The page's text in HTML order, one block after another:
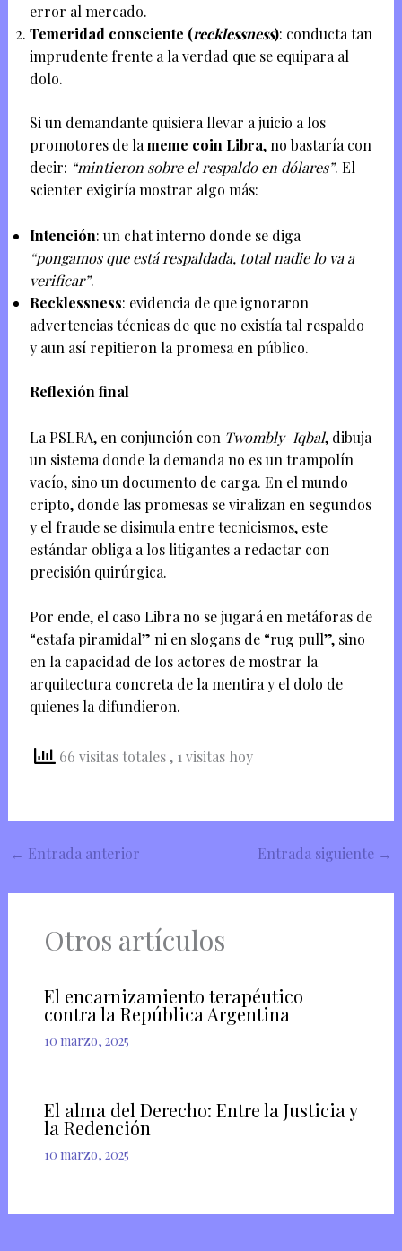
error al mercado.
Temeridad consciente (recklessness): conducta tan
imprudente frente a la verdad que se equipara al
dolo.
Si un demandante quisiera llevar a juicio a los
promotores de lameme coin Libra, no bastaría con
decir: “mintieron sobre el respaldo en dólares”. El
scienter exigiría mostrar algo más:
Intención: un chat interno donde se diga
“pongamos que está respaldada, total nadie lo va a
verificar”.
Recklessness: evidencia de que ignoraron
advertencias técnicas de que no existía tal respaldo
y aun así repitieron la promesa en público.
Reflexión final
La PSLRA, en conjunción con Twombly–Iqbal, dibuja
un sistema donde la demanda no es un trampolín
vacío, sino un documento de carga. En el mundo
cripto, donde las promesas se viralizan en segundos
y el fraude se disimula entre tecnicismos, este
estándar obliga a los litigantes a redactar con
precisión quirúrgica.
Por ende, el caso Libra no se jugará en metáforas de
“estafa piramidal” ni en slogans de “rug pull”, sino
en la capacidad de los actores de mostrar la
arquitectura concreta de la mentira y el dolo de
quienes la difundieron.
66 visitas totales, 1 visitas hoy
← Entrada anterior Entrada siguiente →
Otros artículos
El encarnizamiento terapéutico
contra la República Argentina
10 marzo, 2025
El alma del Derecho: Entre la Justicia y
la Redención
10 marzo, 2025